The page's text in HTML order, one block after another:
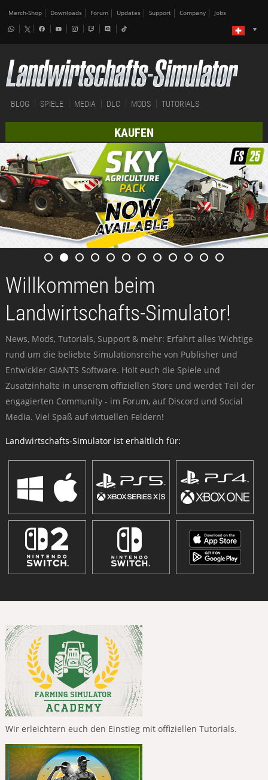
Merch-Shop Downloads Forum Updates Support Company Jobs
BLOG SPIELE MEDIA DLC MODS TUTORIALS
KAUFEN
Willkommen beim
Landwirtschafts-Simulator!
News, Mods, Tutorials, Support & mehr: Erfahrt alles Wichtige
rund um die beliebte Simulationsreihe von Publisher und
Entwickler GIANTS Software. Holt euch die Spiele und
Zusatzinhalte in unserem offiziellen Store und werdet Teil der
engagierten Community - im Forum, auf Discord und Social
Media. Viel Spaß auf virtuellen Feldern!
Landwirtschafts-Simulator ist erhältlich für:
Wir erleichtern euch den Einstieg mit offiziellen Tutorials.